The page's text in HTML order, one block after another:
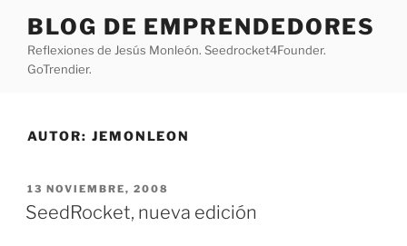
contenido
BLOG DE EMPRENDEDORES
Reflexiones de Jesús Monleón. Seedrocket4Founder.
GoTrendier.
AUTOR: JEMONLEON
PUBLICADO
EL
13 NOVIEMBRE, 2008
SeedRocket, nueva edición